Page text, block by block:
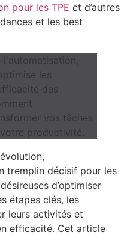
pour les TPE et d’autres
et les best
tremplin décisif pour les
d’optimiser
étapes clés, les
leurs activités et
efficacité. Cet article